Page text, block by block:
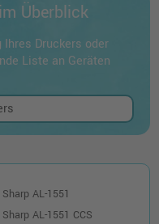
Überblick
Druckers oder
Liste an Geräten
Sharp AL-1551
Sharp AL-1551 CCS